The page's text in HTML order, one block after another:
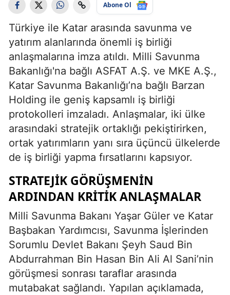
Abone Ol
Türkiye ile Katar arasında savunma ve
yatırım alanlarında önemli iş birliği
anlaşmalarına imza atıldı. Milli Savunma
Bakanlığı'na bağlı ASFAT A.Ş. ve MKE A.Ş.,
Katar Savunma Bakanlığı’na bağlı Barzan
Holding ile geniş kapsamlı iş birliği
protokolleri imzaladı. Anlaşmalar, iki ülke
arasındaki stratejik ortaklığı pekiştirirken,
ortak yatırımların yanı sıra üçüncü ülkelerde
de iş birliği yapma fırsatlarını kapsıyor.
STRATEJIK GÖRÜŞMENIN
ARDINDAN KRITIK ANLAŞMALAR
Milli Savunma Bakanı Yaşar Güler ve Katar
Başbakan Yardımcısı, Savunma İşlerinden
Sorumlu Devlet Bakanı Şeyh Saud Bin
Abdurrahman Bin Hasan Bin Ali Al Sani’nin
görüşmesi sonrası taraflar arasında
mutabakat sağlandı. Yapılan açıklamada,